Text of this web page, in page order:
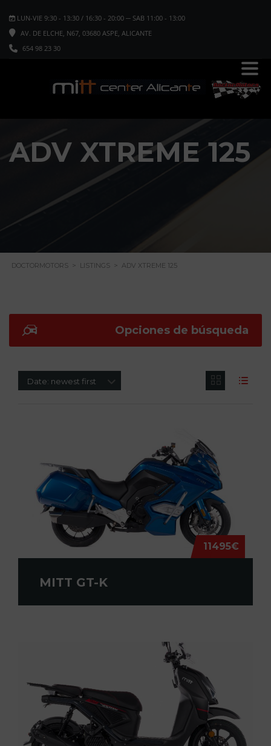
LUN-VIE 9:30 - 13:30 / 16:30 - 20:00 ─ SAB 11:00 - 13:00
AV. DE ELCHE, N67, 03680 ASPE, ALICANTE
654 98 23 30
ADV XTREME 125
DOCTORMOTORS > LISTINGS > ADV XTREME 125
Opciones de búsqueda
Date: newest first
11495€
MITT GT-K